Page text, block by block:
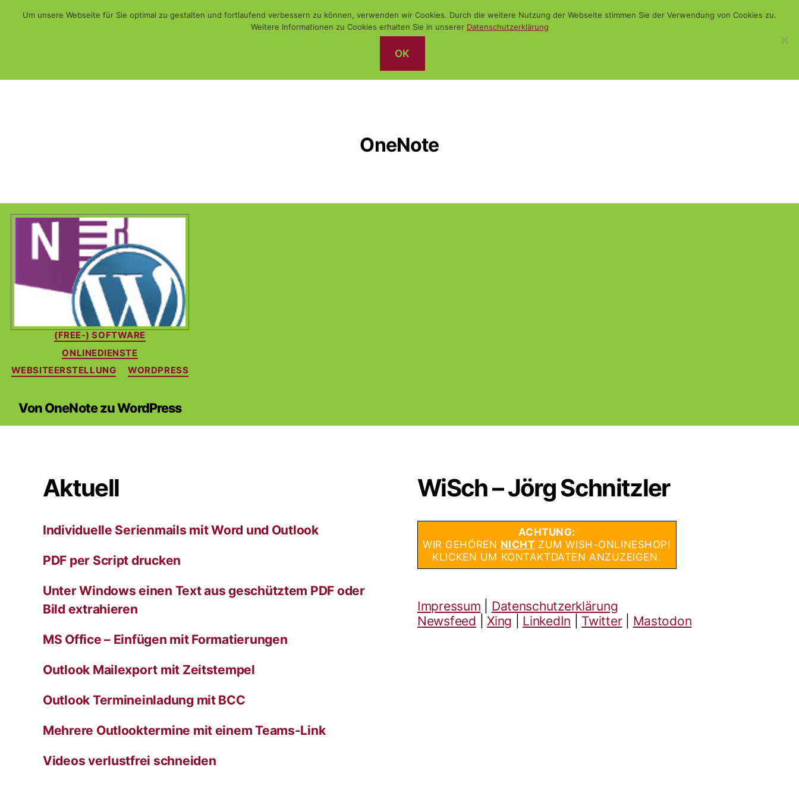
OneNote
Kategorien
(FREE-) SOFTWARE
ONLINEDIENSTE
WEBSITEERSTELLUNG
WORDPRESS
Von OneNote zu WordPress
Aktuell
Individuelle Serienmails mit Word und Outlook
PDF per Script drucken
Unter Windows einen Text aus geschütztem PDF oder
Bild extrahieren
MS Office – Einfügen mit Formatierungen
Outlook Mailexport mit Zeitstempel
Outlook Termineinladung mit BCC
Mehrere Outlooktermine mit einem Teams-Link
Videos verlustfrei schneiden
WiSch – Jörg Schnitzler
ACHTUNG:
WIR GEHÖREN NICHT ZUM WISH-ONLINESHOP!
KLICKEN UM KONTAKTDATEN ANZUZEIGEN.
Impressum
Datenschutzerklärung
Newsfeed |Xing LinkedIn Twitter Mastodon
Um unsere Webseite für Sie optimal zu gestalten und fortlaufend verbessern zu können, verwenden wir Cookies. Durch die weitere Nutzung der Webseite stimmen Sie der Verwendung von Cookies zu.
Weitere Informationen zu Cookies erhalten Sie in unserer Datenschutzerklärung
OK